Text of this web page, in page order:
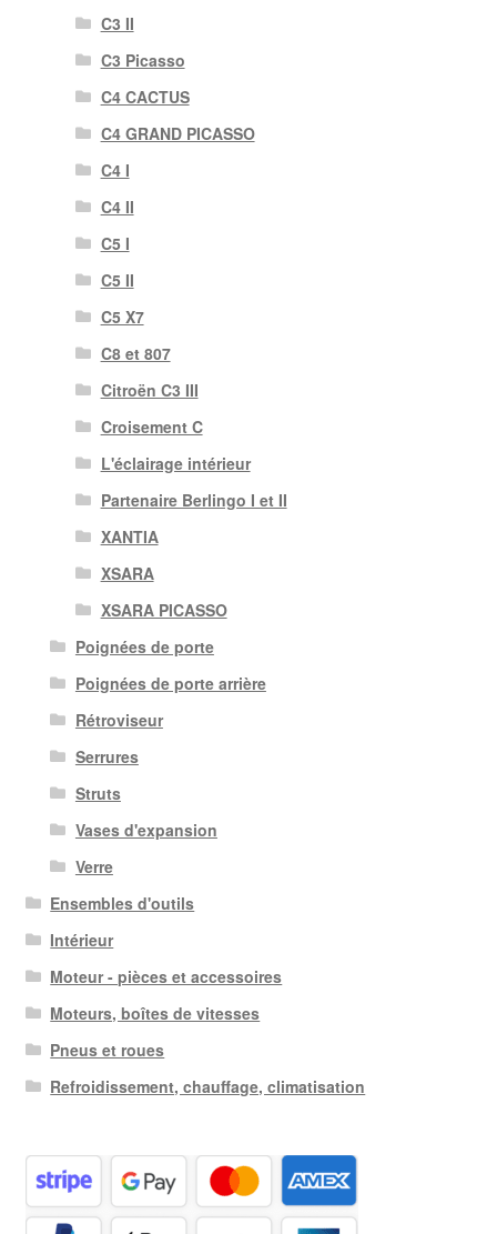
C3 II
C3 Picasso
C4 CACTUS
C4 GRAND PICASSO
C4 I
C4 II
C5 I
C5 II
C5 X7
C8 et 807
Citroën C3 III
Croisement C
L'éclairage intérieur
Partenaire Berlingo I et II
XANTIA
XSARA
XSARA PICASSO
Poignées de porte
Poignées de porte arrière
Rétroviseur
Serrures
Struts
Vases d'expansion
Verre
Ensembles d'outils
Intérieur
Moteur - pièces et accessoires
Moteurs, boîtes de vitesses
Pneus et roues
Refroidissement, chauffage, climatisation